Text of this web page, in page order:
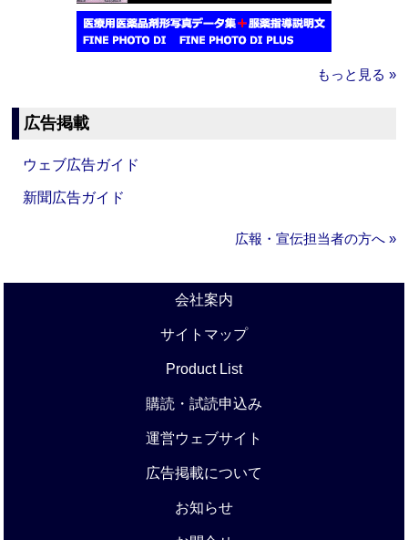
もっと見る »
広告掲載
ウェブ広告ガイド
新聞広告ガイド
広報・宣伝担当者の方へ »
会社案内
サイトマップ
Product List
購読・試読申込み
運営ウェブサイト
広告掲載について
お知らせ